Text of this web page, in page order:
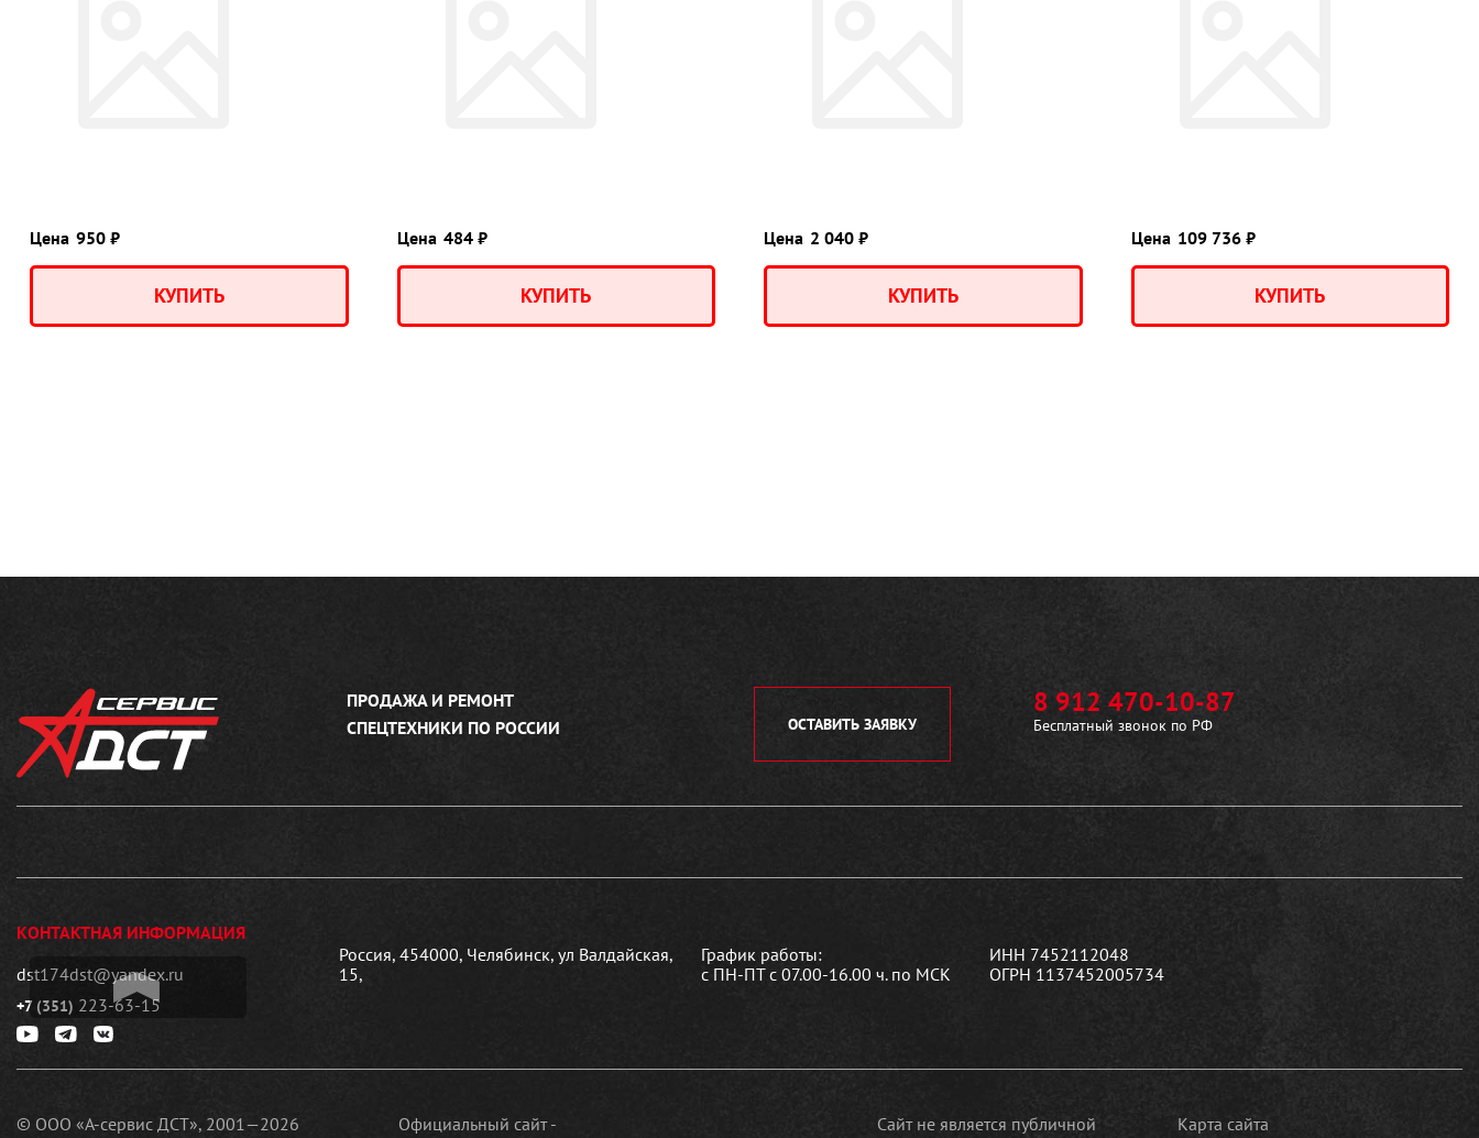
Цена 950 ₽
КУПИТЬ
Цена 484 ₽
КУПИТЬ
Цена 2 040 ₽
КУПИТЬ
Цена 109 736 ₽
КУПИТЬ
ПРОДАЖА И РЕМОНТ
СПЕЦТЕХНИКИ ПО РОССИИ
ОСТАВИТЬ ЗАЯВКУ
8 912 470-10-87
Бесплатный звонок по РФ
КОНТАКТНАЯ ИНФОРМАЦИЯ
dst174dst@yandex.ru
+7 (351) 223-63-15
Россия, 454000, Челябинск, ул Валдайская,
15,
График работы:
с ПН-ПТ с 07.00-16.00 ч. по МСК
ИНН 7452112048
ОГРН 1137452005734
© ООО «А-сервис ДСТ», 2001—2026
Официальный сайт -
Сайт не является публичной
Карта сайта